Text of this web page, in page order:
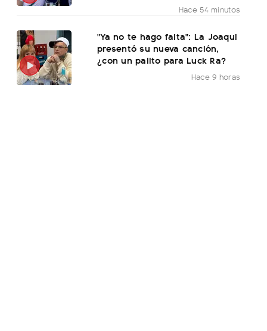
Hace 54 minutos
"Ya no te hago falta": La Joaqui
presentó su nueva canción,
¿con un palito para Luck Ra?
Hace 9 horas